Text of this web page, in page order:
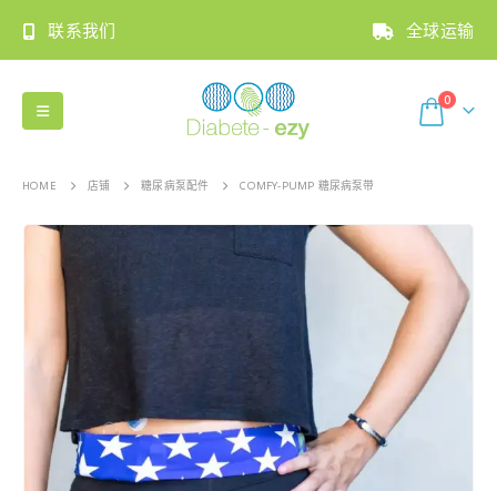
联系我们 全球运输
0
HOME 店铺 糖尿病泵配件 COMFY-PUMP 糖尿病泵带